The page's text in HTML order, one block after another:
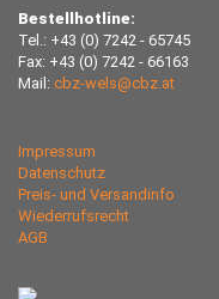
Bestellhotline:
Tel.: +43 (0) 7242 - 65745
Fax: +43 (0) 7242 - 66163
Mail: cbz-wels@cbz.at
Impressum
Datenschutz
Preis- und Versandinfo
Wiederrufsrecht
AGB